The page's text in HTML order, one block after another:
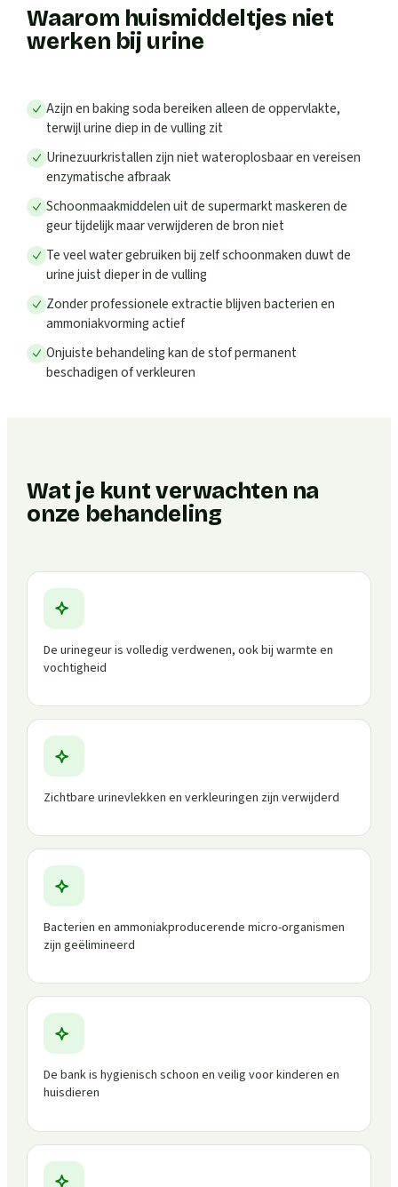
Waarom huismiddeltjes niet
werken bij urine
Azijn en baking soda bereiken alleen de oppervlakte,
terwijl urine diep in de vulling zit
Urinezuurkristallen zijn niet wateroplosbaar en vereisen
enzymatische afbraak
Schoonmaakmiddelen uit de supermarkt maskeren de
geur tijdelijk maar verwijderen de bron niet
Te veel water gebruiken bij zelf schoonmaken duwt de
urine juist dieper in de vulling
Zonder professionele extractie blijven bacterien en
ammoniakvorming actief
Onjuiste behandeling kan de stof permanent
beschadigen of verkleuren
Wat je kunt verwachten na
onze behandeling
De urinegeur is volledig verdwenen, ook bij warmte en
vochtigheid
Zichtbare urinevlekken en verkleuringen zijn verwijderd
Bacterien en ammoniakproducerende micro-organismen
zijn geëlimineerd
De bank is hygienisch schoon en veilig voor kinderen en
huisdieren